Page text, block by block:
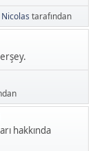
Nicolas tarafından
hakkında